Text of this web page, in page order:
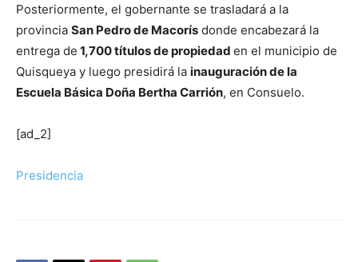
Posteriormente, el gobernante se trasladará a la
provincia San Pedro de Macorís donde encabezará la
entrega de 1,700 títulos de propiedad en el municipio de
Quisqueya y luego presidirá la inauguración de la
Escuela Básica Doña Bertha Carrión, en Consuelo.
[ad_2]
Presidencia